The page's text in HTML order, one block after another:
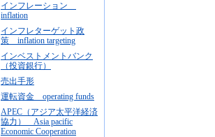
インフレーション
inflation
インフレターゲット政
策 inflation targeting
インベストメントバンク
（投資銀行）
売出手形
運転資金 operating funds
APEC（アジア太平洋経済
協力） Asia pacific
Economic Cooperation